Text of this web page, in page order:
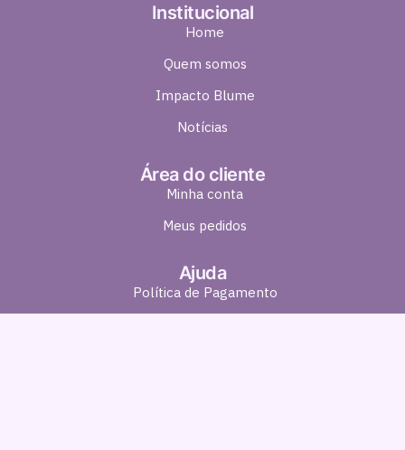
Institucional
Home
Quem somos
Impacto Blume
Notícias
Área do cliente
Minha conta
Meus pedidos
Ajuda
Política de Pagamento